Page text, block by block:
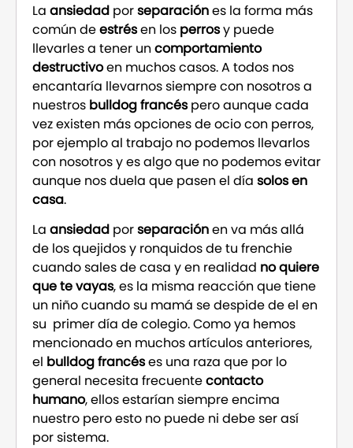
La ansiedad porseparaciónes la forma más
común deestrésen los perrosy puede
llevarles a tener uncomportamiento
destructivoen muchos casos. A todos nos
encantaría llevarnos siempre con nosotros a
nuestros bulldog francéspero aunque cada
vez existen más opciones de ocio con perros,
por ejemplo al trabajo no podemos llevarlos
con nosotros y es algo que no podemos evitar
aunque nos duela que pasen el día solos en
casa.
La ansiedad porseparaciónen va más allá
de los quejidos y ronquidos de tu frenchie
cuando sales de casa y en realidad no quiere
que te vayas, es la misma reacción que tiene
un niño cuando su mamá se despide de el en
su primer día de colegio. Como ya hemos
mencionado en muchos artículos anteriores,
el bulldog francéses una raza que por lo
general necesita frecuentecontacto
humano, ellos estarían siempre encima
nuestro pero esto no puede ni debe ser así
por sistema.